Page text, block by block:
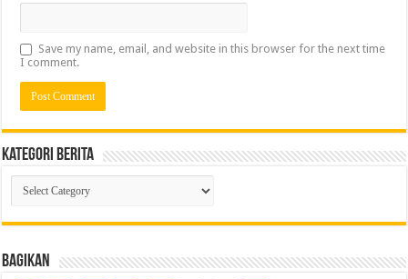
Save my name, email, and website in this browser for the next time
I comment.
Kategori Berita
Kategori
Berita
Bagikan